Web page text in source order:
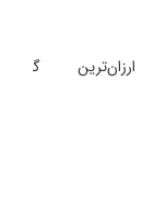
گران‌ترین